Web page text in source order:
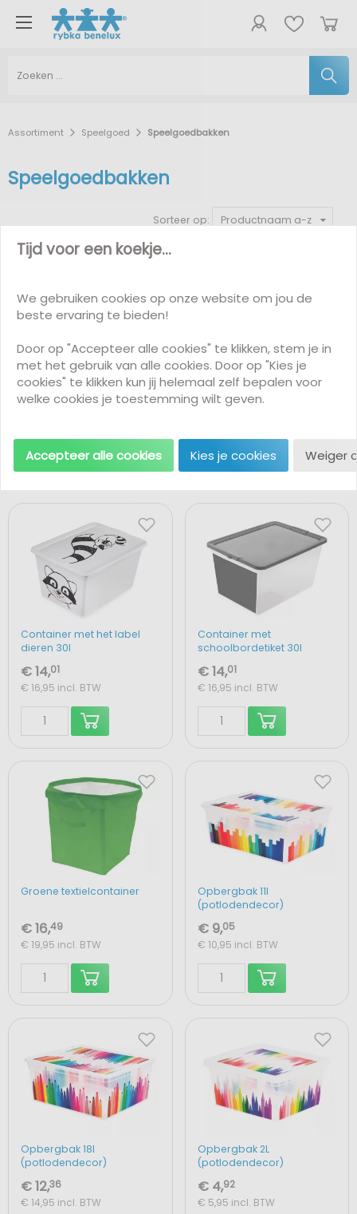
Assortiment Speelgoed Speelgoedbakken
Speelgoedbakken
Sorteer op: Productnaam a-z
Ballenwagen
Blauwe textielcontainer
Container met het label
dieren 30l
€ 14,01
€ 16,95 incl. BTW
Container met
schoolbordetiket 30l
€ 14,01
€ 16,95 incl. BTW
Groene textielcontainer
€ 16,49
€ 19,95 incl. BTW
Opbergbak 11l
(potlodendecor)
€ 9,05
€ 10,95 incl. BTW
Opbergbak 18l
(potlodendecor)
€ 12,36
€ 14,95 incl. BTW
Opbergbak 2L
(potlodendecor)
€ 4,92
€ 5,95 incl. BTW
Tijd voor een koekje...
We gebruiken cookies op onze website om jou de
beste ervaring te bieden!
Door op "Accepteer alle cookies" te klikken, stem je in
met het gebruik van alle cookies. Door op "Kies je
cookies" te klikken kun jij helemaal zelf bepalen voor
welke cookies je toestemming wilt geven.
Accepteer alle cookies Kies je cookies Weiger